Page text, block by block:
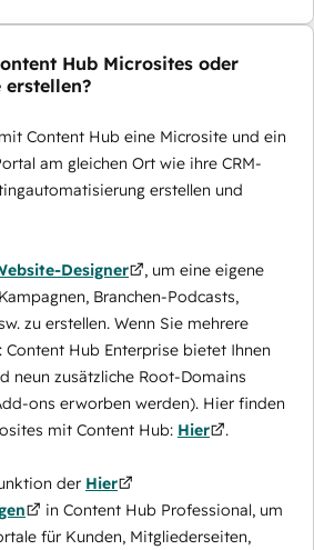
Hub Microsites oder
erstellen?
Content Hub eine Microsite und ein
am gleichen Ort wie ihre CRM-
erstellen und
Designer
, um eine eigene
Branchen-Podcasts,
zu erstellen. Wenn Sie mehrere
Hub Enterprise bietet Ihnen
neun zusätzliche Root-Domains
ons erworben werden). Hier finden
mit Content Hub: Hier .
der Hier
in Content Hub Professional, um
für Kunden, Mitgliederseiten,